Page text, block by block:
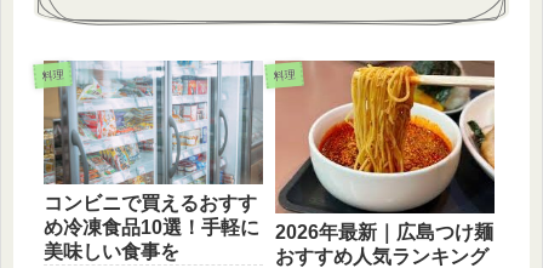
料理
コンビニで買えるおすす
め冷凍食品10選！手軽に
美味しい食事を
料理
2026年最新｜広島つけ麺
おすすめ人気ランキング